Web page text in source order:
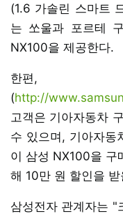
(1.6 가솔린 스마트
는 쏘울과 포르테
NX100을 제공한다.
한편, 삼성
(http://
고객은 기아자동차
수 있으며, 기아자
이 삼성 NX100을 구
해 10만 원 할인을
삼성전자 관계자는 "